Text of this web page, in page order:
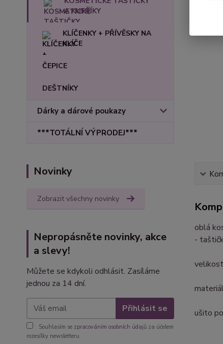
A KUFŘÍKY
KLÍČENKY + PŘÍVĚSKY NA
KLÍČE
ČEPICE
DEŠTNÍKY
Dárky a dárové poukazy
***TOTÁLNÍ VÝPRODEJ***
Novinky
Zobrazit všechny novinky
Nepropásněte novinky, akce
a slevy!
Můžete se kdykoli odhlásit. Zasíláme
jednou za 14 dní.
Přihlásit se
Souhlasím se zpracováním osobních údajů za účelem
rozesílky newsletteru.
oblá
-
ušito